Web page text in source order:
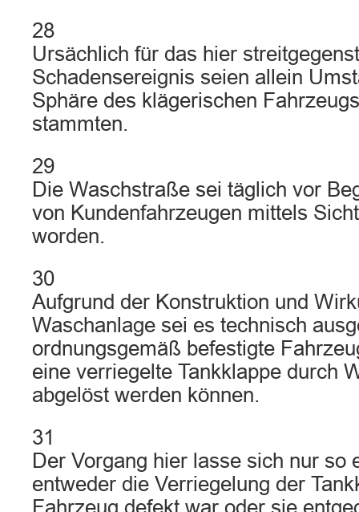
28
Ursächlich für das hier
Schadensereignis seien allein
Sphäre des klägerischen
stammten.
29
Die Waschstraße sei täglich vor
von Kundenfahrzeugen mittels
worden.
30
Aufgrund der Konstruktion und
Waschanlage sei es technisch
ordnungsgemäß befestigte
eine verriegelte Tankklappe durch
abgelöst werden können.
31
Der Vorgang hier lasse sich nur so
entweder die Verriegelung der
Fahrzeug defekt war oder sie